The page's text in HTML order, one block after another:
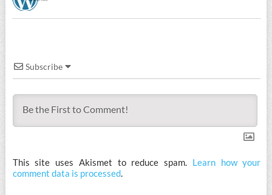
Subscribe
This site uses Akismet to reduce spam. Learn how your
comment data is processed.